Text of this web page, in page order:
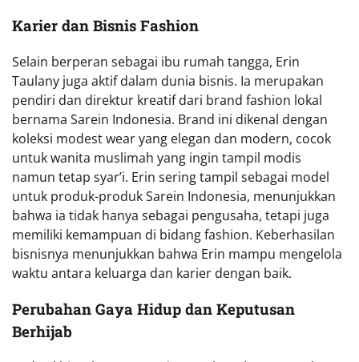
Karier dan Bisnis Fashion
Selain berperan sebagai ibu rumah tangga, Erin
Taulany juga aktif dalam dunia bisnis. Ia merupakan
pendiri dan direktur kreatif dari brand fashion lokal
bernama Sarein Indonesia. Brand ini dikenal dengan
koleksi modest wear yang elegan dan modern, cocok
untuk wanita muslimah yang ingin tampil modis
namun tetap syar’i. Erin sering tampil sebagai model
untuk produk-produk Sarein Indonesia, menunjukkan
bahwa ia tidak hanya sebagai pengusaha, tetapi juga
memiliki kemampuan di bidang fashion. Keberhasilan
bisnisnya menunjukkan bahwa Erin mampu mengelola
waktu antara keluarga dan karier dengan baik.
Perubahan Gaya Hidup dan Keputusan
Berhijab